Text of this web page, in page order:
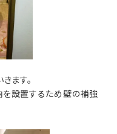
ます。
設置するため壁の補強